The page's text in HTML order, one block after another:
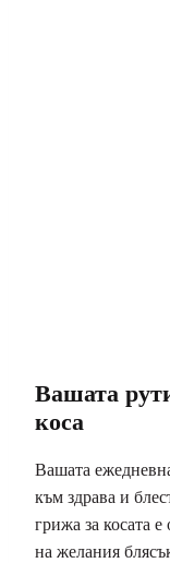
Вашата
коса
Вашата
към здрава и
грижа за косата
на желания